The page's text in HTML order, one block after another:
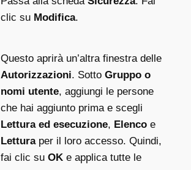
clic su Modifica.
Questo aprirà un’altra finestra delle
Autorizzazioni. Sotto Gruppo o
nomi utente, aggiungi le persone
che hai aggiunto prima e scegli
Lettura ed esecuzione, Elenco e
Letturaper il loro accesso. Quindi,
fai clic su OK e applica tutte le